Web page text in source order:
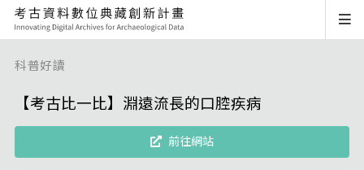
科普好讀
【考古比一比】淵遠流長的口腔疾病
前往網站